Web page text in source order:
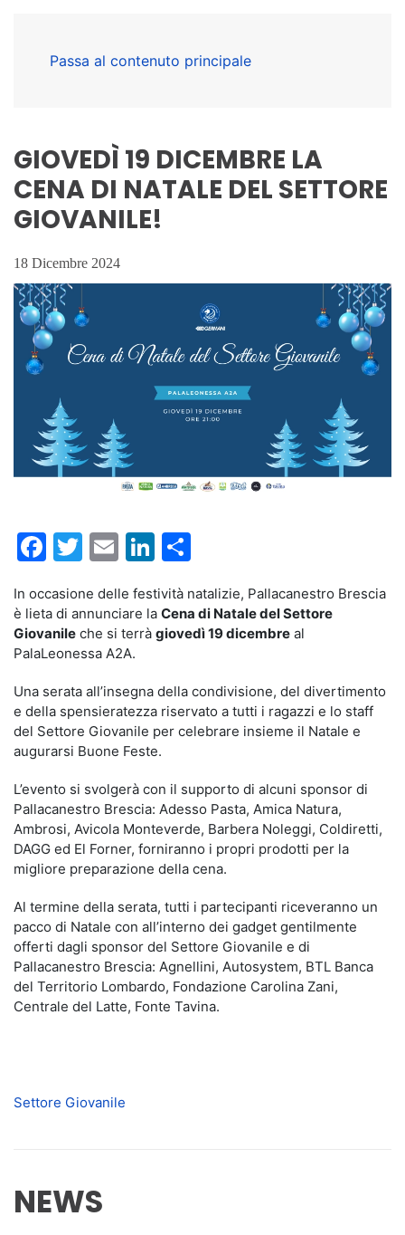
Passa al contenuto principale
GIOVEDÌ 19 DICEMBRE LA
CENA DI NATALE DEL SETTORE
GIOVANILE!
18 Dicembre 2024
Facebook
Twitter
EmailLinkedIn
In occasione delle festività natalizie, Pallacanestro Brescia
è lieta di annunciare la Cena di Natale del Settore
Giovanile che si terrà giovedì 19 dicembre al
PalaLeonessa A2A.
Una serata all’insegna della condivisione, del divertimento
e della spensieratezza riservato a tutti i ragazzi e lo staff
del Settore Giovanile per celebrare insieme il Natale e
augurarsi Buone Feste.
L’evento si svolgerà con il supporto di alcuni sponsor di
Pallacanestro Brescia: Adesso Pasta, Amica Natura,
Ambrosi, Avicola Monteverde, Barbera Noleggi, Coldiretti,
DAGG ed El Forner, forniranno i propri prodotti per la
migliore preparazione della cena.
Al termine della serata, tutti i partecipanti riceveranno un
pacco di Natale con all’interno dei gadget gentilmente
offerti dagli sponsor del Settore Giovanile e di
Pallacanestro Brescia: Agnellini, Autosystem, BTL Banca
del Territorio Lombardo, Fondazione Carolina Zani,
Centrale del Latte, Fonte Tavina.
Settore Giovanile
NEWS